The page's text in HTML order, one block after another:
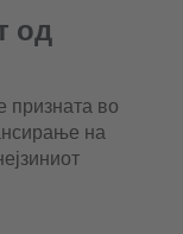
од
призната во
на